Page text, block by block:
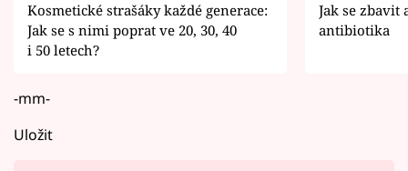
Kosmetické strašáky každé generace:
Jak se s nimi poprat ve 20, 30, 40
i 50 letech?
Jak se
antibiotika
-mm-
Uložit